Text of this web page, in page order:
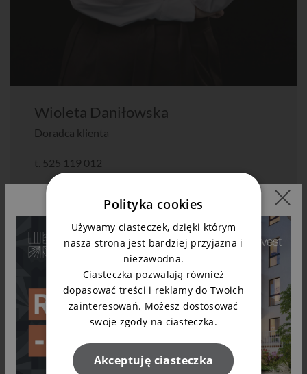
Wioleta Daniłowska
Doradca klienta
t. 525 119 012
Zapytaj o mieszkanie
Zobacz podobne
Polityka cookies
Używamy ciasteczek, dzięki którym
nasza strona jest bardziej przyjazna i
niezawodna.
Ciasteczka pozwalają również
dopasować treści i reklamy do Twoich
zainteresowań. Możesz dostosować
swoje zgody na ciasteczka.
Akceptuję ciasteczka